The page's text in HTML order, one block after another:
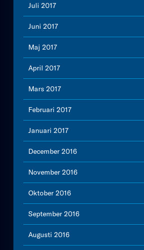
Juli 2017
Juni 2017
Maj 2017
April 2017
Mars 2017
Februari 2017
Januari 2017
December 2016
November 2016
Oktober 2016
September 2016
Augusti 2016